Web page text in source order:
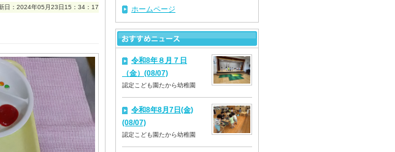
日：2024年05月23日15：34：17 ホームページ
令和8年８月７日
（金）(08/07)
認定こども園たから幼稚園
令和8年8月7日(金)
(08/07)
認定こども園たから幼稚園